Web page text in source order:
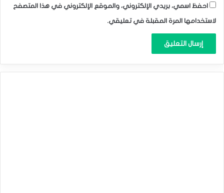
احفظ اسمي، بريدي الإلكتروني، والموقع الإلكتروني في هذا المتصفح
لاستخدامها المرة المقبلة في تعليقي.